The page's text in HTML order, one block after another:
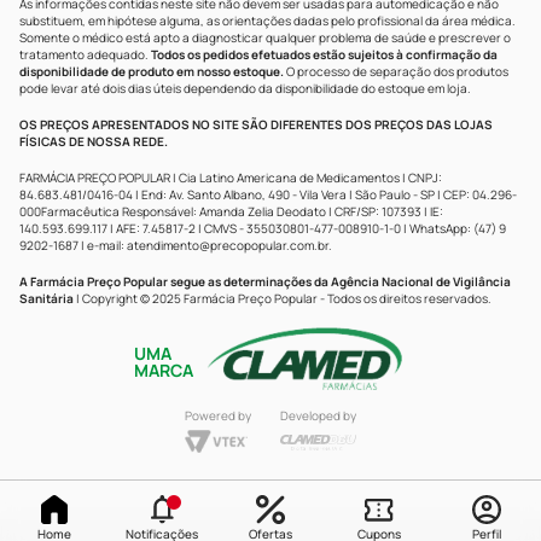
Home Notificações Ofertas Cupons Perfil
As informações contidas neste site não devem ser usadas para automedicação e não
substituem, em hipótese alguma, as orientações dadas pelo profissional da área médica.
Somente o médico está apto a diagnosticar qualquer problema de saúde e prescrever o
tratamento adequado. Todos os pedidos efetuados estão sujeitos à confirmação da
disponibilidade de produto em nosso estoque.O processo de separação dos produtos
pode levar até dois dias úteis dependendo da disponibilidade do estoque em loja.
OS PREÇOS APRESENTADOS NO SITE SÃO DIFERENTES DOS PREÇOS DAS LOJAS
FÍSICAS DE NOSSA REDE.
FARMÁCIA PREÇO POPULAR | Cia Latino Americana de Medicamentos | CNPJ:
84.683.481/0416-04 | End: Av. Santo Albano, 490 - Vila Vera | São Paulo - SP | CEP: 04.296-
000Farmacêutica Responsável: Amanda Zelia Deodato | CRF/SP: 107393 | IE:
140.593.699.117 | AFE: 7.45817-2 | CMVS - 355030801-477-008910-1-0 | WhatsApp: (47) 9
9202-1687 | e-mail: atendimento@precopopular.com.br.
A Farmácia Preço Popular segue as determinações da Agência Nacional de Vigilância
Sanitária | Copyright © 2025 Farmácia Preço Popular - Todos os direitos reservados.
UMA
MARCA
Powered by Developed by